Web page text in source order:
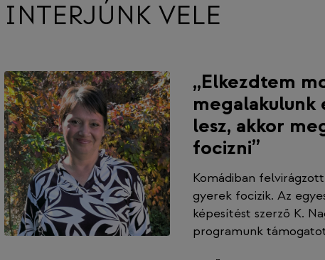
INTERJÚNK VELE
„Elkezdtem
megalakulunk
lesz, akkor
focizni”
Komádiban
gyerek focizik. Az
képesítést szerző K.
programunk